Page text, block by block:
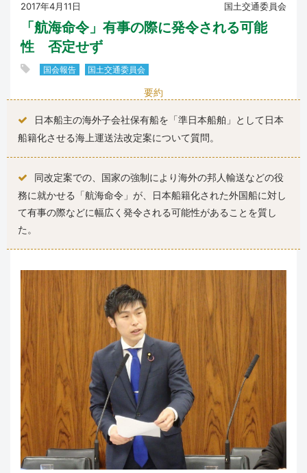
2017年4月11日 国土交通委員会
「航海命令」有事の際に発令される可能
性 否定せず
国会報告 国土交通委員会
要約
日本船主の海外子会社保有船を「準日本船舶」として日本
船籍化させる海上運送法改定案について質問。
同改定案での、国家の強制により海外の邦人輸送などの役
務に就かせる「航海命令」が、日本船籍化された外国船に対し
て有事の際などに幅広く発令される可能性があることを質し
た。